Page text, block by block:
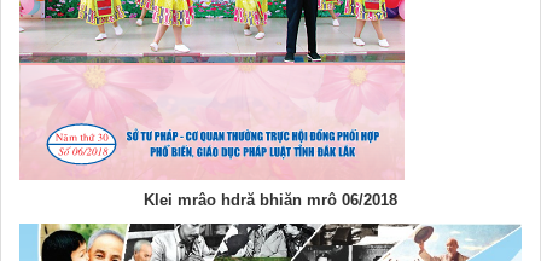
Klei mrâo hdră bhiăn mrô 06/2018